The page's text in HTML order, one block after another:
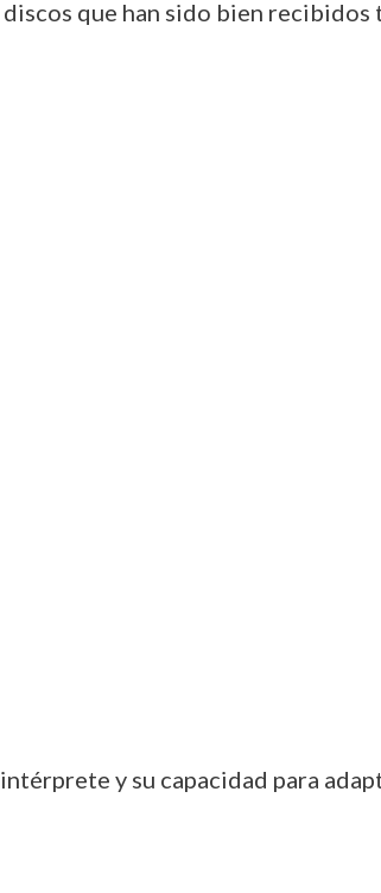
que han sido bien
y su capacidad para